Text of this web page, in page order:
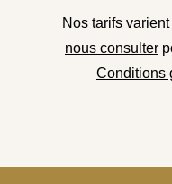
Nos tarifs
nous consulter
Conditions